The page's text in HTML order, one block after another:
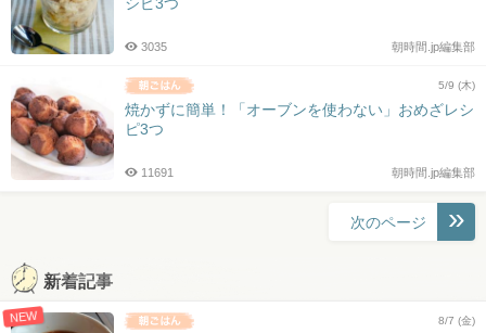
朝時間.jp編集部
3035
5/9 (木)
焼かずに簡単！「オーブンを使わない」おめざレシ
ピ3つ
朝時間.jp編集部
11691
ナ
ビ
ゲ
次のページ
新着記事
NEW 8/7 (金)